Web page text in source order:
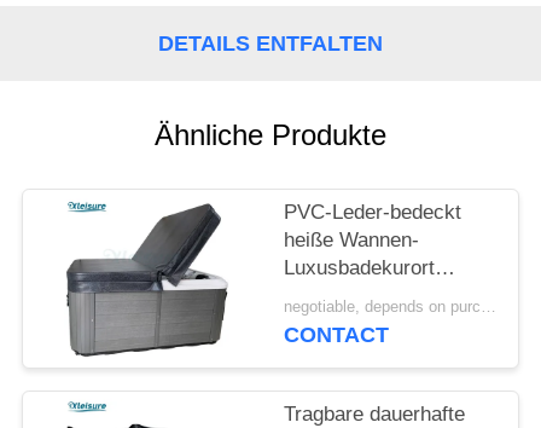
DETAILS ENTFALTEN
Ähnliche Produkte
PVC-Leder-bedeckt
heiße Wannen-
Luxusbadekurort
langlebiges u.
Spezialisten für
negotiable, depends on purchase volume MOQ:10 | Satz 100
CONTACT
Tragbare dauerhafte